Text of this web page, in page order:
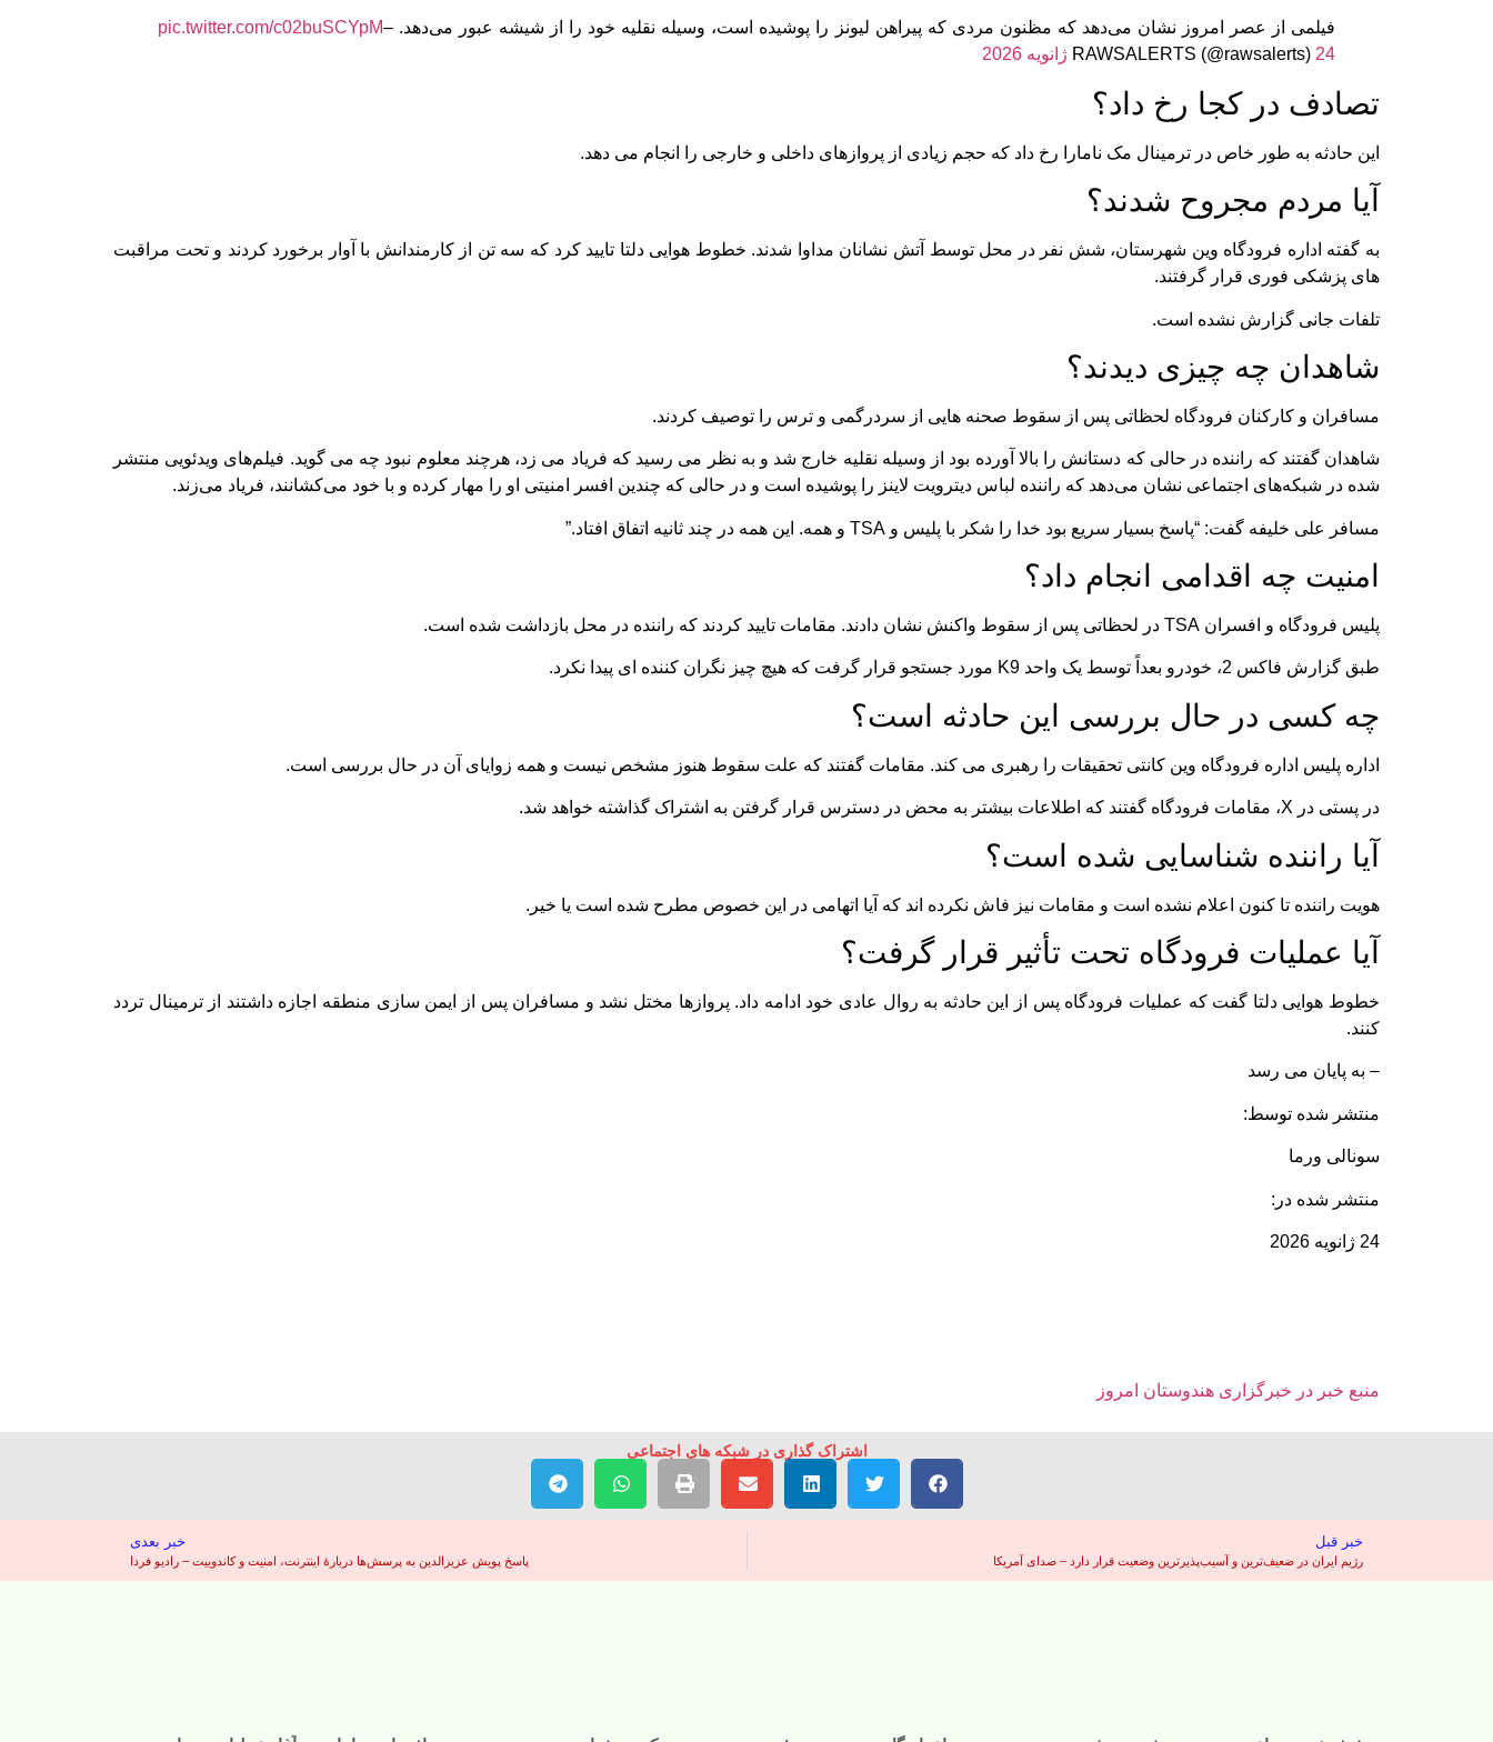
فیلمی از عصر امروز نشان می‌دهد که مظنون مردی که پیراهن لیونز را پوشیده است، وسیله نقلیه خود را از شیشه عبور می‌دهد. pic.twitter.com/c02buSCYpM–
RAWSALERTS (@rawsalerts) 24 ژانویه 2026
تصادف در کجا رخ داد؟
این حادثه به طور خاص در ترمینال مک نامارا رخ داد که حجم زیادی از پروازهای داخلی و خارجی را انجام می دهد.
آیا مردم مجروح شدند؟
به گفته اداره فرودگاه وین شهرستان، شش نفر در محل توسط آتش نشانان مداوا شدند. خطوط هوایی دلتا تایید کرد که سه تن از کارمندانش با آوار برخورد کردند و تحت مراقبت
های پزشکی فوری قرار گرفتند.
تلفات جانی گزارش نشده است.
شاهدان چه چیزی دیدند؟
مسافران و کارکنان فرودگاه لحظاتی پس از سقوط صحنه هایی از سردرگمی و ترس را توصیف کردند.
شاهدان گفتند که راننده در حالی که دستانش را بالا آورده بود از وسیله نقلیه خارج شد و به نظر می رسید که فریاد می زد، هرچند معلوم نبود چه می گوید. فیلم‌های ویدئویی منتشر
شده در شبکه‌های اجتماعی نشان می‌دهد که راننده لباس دیترویت لاینز را پوشیده است و در حالی که چندین افسر امنیتی او را مهار کرده و با خود می‌کشانند، فریاد می‌زند.
مسافر علی خلیفه گفت: “پاسخ بسیار سریع بود خدا را شکر با پلیس و TSA و همه. این همه در چند ثانیه اتفاق افتاد.”
امنیت چه اقدامی انجام داد؟
پلیس فرودگاه و افسران TSA در لحظاتی پس از سقوط واکنش نشان دادند. مقامات تایید کردند که راننده در محل بازداشت شده است.
طبق گزارش فاکس 2، خودرو بعداً توسط یک واحد K9 مورد جستجو قرار گرفت که هیچ چیز نگران کننده ای پیدا نکرد.
چه کسی در حال بررسی این حادثه است؟
اداره پلیس اداره فرودگاه وین کانتی تحقیقات را رهبری می کند. مقامات گفتند که علت سقوط هنوز مشخص نیست و همه زوایای آن در حال بررسی است.
در پستی در X، مقامات فرودگاه گفتند که اطلاعات بیشتر به محض در دسترس قرار گرفتن به اشتراک گذاشته خواهد شد.
آیا راننده شناسایی شده است؟
هویت راننده تا کنون اعلام نشده است و مقامات نیز فاش نکرده اند که آیا اتهامی در این خصوص مطرح شده است یا خیر.
آیا عملیات فرودگاه تحت تأثیر قرار گرفت؟
خطوط هوایی دلتا گفت که عملیات فرودگاه پس از این حادثه به روال عادی خود ادامه داد. پروازها مختل نشد و مسافران پس از ایمن سازی منطقه اجازه داشتند از ترمینال تردد
کنند.
– به پایان می رسد
منتشر شده توسط:
سونالی ورما
منتشر شده در:
24 ژانویه 2026
منبع خبر در خبرگزاری هندوستان امروز
اشتراک گذاری در شبکه های اجتماعی
خبر قبل
رژیم ایران در ضعیف‌ترین و آسیب‌پذیرترین وضعیت قرار دارد – صدای آمریکا
خبر بعدی
پاسخ پویش عزیزالدین به پرسش‌ها دربارهٔ اینترنت، امنیت و کاندوییت – رادیو فردا